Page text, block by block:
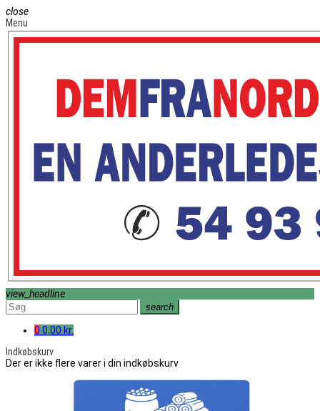
close
Menu
view_headline
search
0 0,00 kr.
Indkøbskurv
Der er ikke flere varer i din indkøbskurv